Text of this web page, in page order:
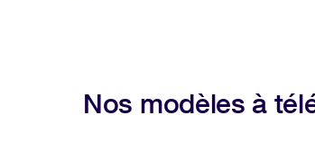
Nos modèles à